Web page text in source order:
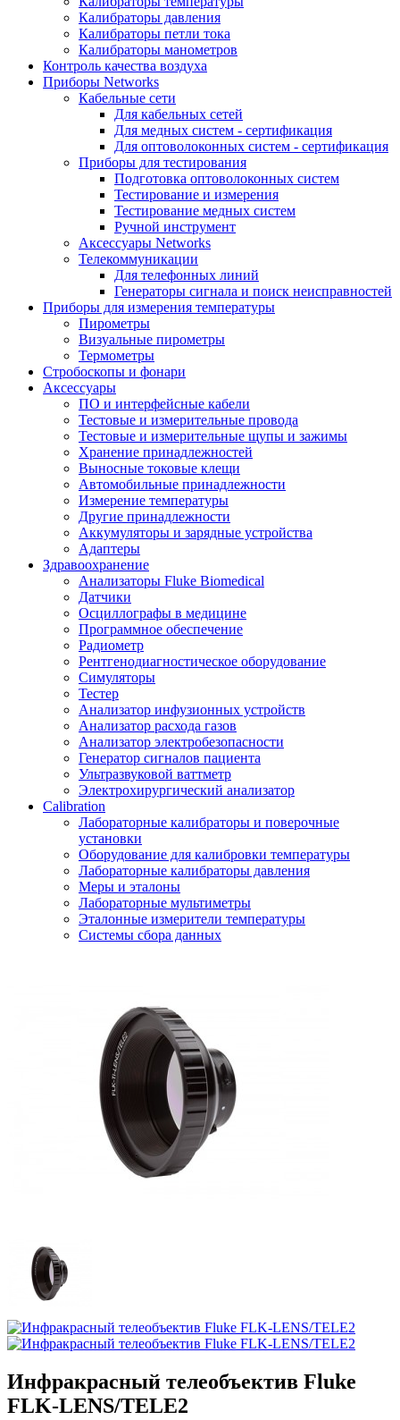
Калибраторы давления
Калибраторы петли тока
Калибраторы манометров
Контроль качества воздуха
Приборы Networks
Кабельные сети
Для кабельных сетей
Для медных систем - сертификация
Для оптоволоконных систем - сертификация
Приборы для тестирования
Подготовка оптоволоконных систем
Тестирование и измерения
Тестирование медных систем
Ручной инструмент
Аксессуары Networks
Телекоммуникации
Для телефонных линий
Генераторы сигнала и поиск неисправностей
Приборы для измерения температуры
Пирометры
Визуальные пирометры
Термометры
Стробоскопы и фонари
Аксессуары
ПО и интерфейсные кабели
Тестовые и измерительные провода
Тестовые и измерительные щупы и зажимы
Хранение принадлежностей
Выносные токовые клещи
Автомобильные принадлежности
Измерение температуры
Другие принадлежности
Аккумуляторы и зарядные устройства
Адаптеры
Здравоохранение
Анализаторы Fluke Biomedical
Датчики
Осциллографы в медицине
Программное обеспечение
Радиометр
Рентгенодиагностическое оборудование
Симуляторы
Тестер
Анализатор инфузионных устройств
Анализатор расхода газов
Анализатор электробезопасности
Генератор сигналов пациента
Ультразвуковой ваттметр
Электрохирургический анализатор
Calibration
Лабораторные калибраторы и поверочные
установки
Оборудование для калибровки температуры
Лабораторные калибраторы давления
Меры и эталоны
Лабораторные мультиметры
Эталонные измерители температуры
Системы сбора данных
Инфракрасный телеобъектив Fluke
FLK-LENS/TELE2